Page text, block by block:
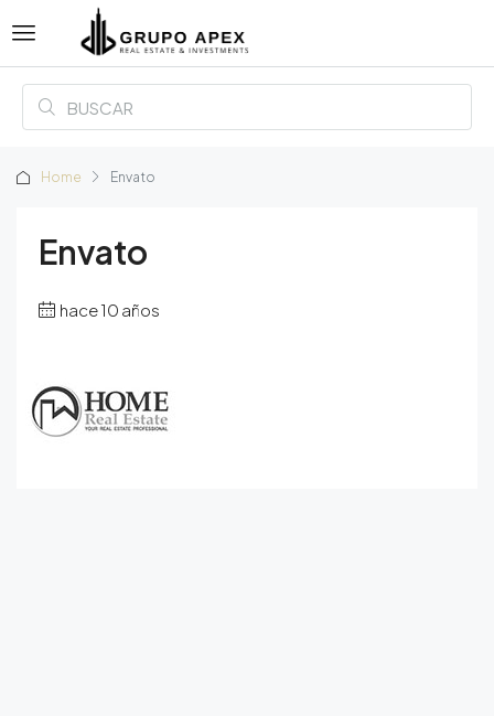
Home Envato
Envato
hace 10 años